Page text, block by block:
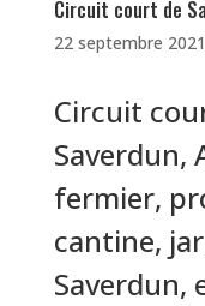
Circuit court de
22 septembre 2021
Circuit
Saverdun,
fermier,
cantine,
Saverdun,